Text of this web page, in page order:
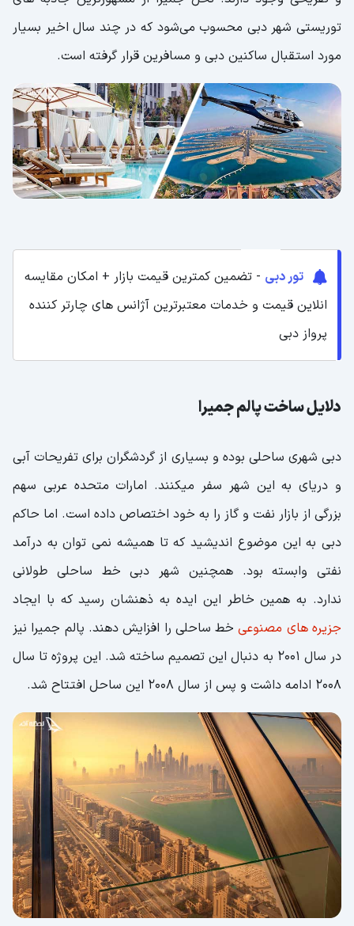
توریستی شهر دبی محسوب می‌شود که در چند سال اخیر بسیار
مورد استقبال ساکنین دبی و مسافرین قرار گرفته است.
تور دبی - تضمین کمترین قیمت بازار + امکان مقایسه
انلاین قیمت و خدمات معتبرترین آژانس های چارتر کننده
پرواز دبی
دلایل ساخت پالم جمیرا
دبی شهری ساحلی بوده و بسیاری از گردشگران برای تفریحات آبی
و دریای به این شهر سفر میکنند. امارات متحده عربی سهم
بزرگی از بازار نفت و گاز را به خود اختصاص داده است. اما حاکم
دبی به این موضوع اندیشید که تا همیشه نمی توان به درآمد
نفتی وابسته بود. همچنین شهر دبی خط ساحلی طولانی
ندارد. به همین خاطر این ایده به ذهنشان رسید که با ایجاد
جزیره های مصنوعیخط ساحلی را افزایش دهند. پالم جمیرا نیز
در سال 2001 به دنبال این تصمیم ساخته شد. این پروژه تا سال
2008 ادامه داشت و پس از سال 2008 این ساحل افتتاح شد.